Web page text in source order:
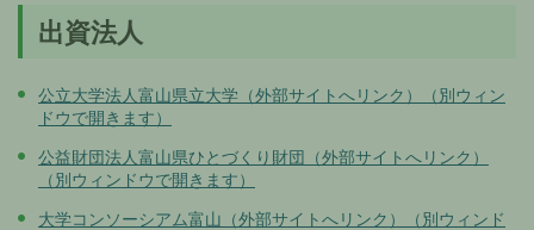
出資法人
公立大学法人富山県立大学（外部サイトへリンク）（別ウィン
ドウで開きます）
公益財団法人富山県ひとづくり財団（外部サイトへリンク）
（別ウィンドウで開きます）
大学コンソーシアム富山（外部サイトへリンク）（別ウィンド